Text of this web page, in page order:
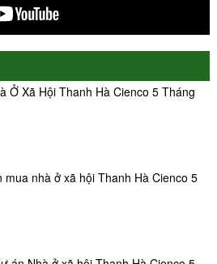
Ở Xã Hội Thanh Hà Cienco 5 Tháng
mua nhà ở xã hội Thanh Hà Cienco 5